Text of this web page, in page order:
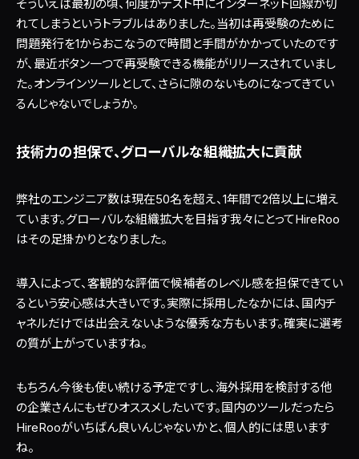
そういえば最初の頃、何度かテスト中にインターネット回線が切
れてしまうというトラブルはありました。当初は再受験のために
問題発行を1からおこなうので時間と手間がかかっていたのです
が、最近ボタン一つで再受験できる機能がリリースされていまし
た。オンラインツールとして、さらに隙のないものになってきてい
るんじゃないでしょうか。
技術力の担保で、グローバルな組織拡大に貢献
弊社のエンジニア数は現在50名を超え、1年間で2倍以上に増え
ています。グローバルな組織拡大を目指す我々にとってHireRoo
はその足掛かりとなりました。
導入によって、客観的な評価で候補者のレベル感を担保できてい
るという安心感は大きいです。実際に採用したなかには、国内チ
ャネルだけでは出会えないような優秀な方もいます。確実に選考
の質が上がっていますね。
もちろん今後も使い続ける予定ですし、海外採用を検討する他
の企業さんにもぜひオススメしたいです。国内のツールだったら
HireRooがいちばん良いんじゃないかと、個人的には思います
ね。